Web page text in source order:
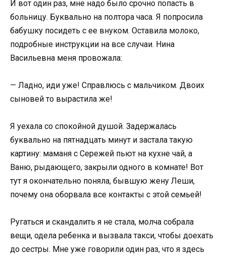
И вот один раз, мне надо было срочно попасть в
больницу. Буквально на полтора часа. Я попросила
бабушку посидеть с ее внуком. Оставила молоко,
подробные инструкции на все случаи. Нина
Васильевна меня провожала:
— Ладно, иди уже! Справлюсь с мальчиком. Двоих
сыновей то вырастила же!
Я уехала со спокойной душой. Задержалась
буквально на пятнадцать минут и застала такую
картину: маманя с Сережей пьют на кухне чай, а
Ваню, рыдающего, закрыли одного в комнате! Вот
тут я окончательно поняла, бывшую жену Леши,
почему она оборвала все контакты с этой семьей!
Ругаться и скандалить я не стала, молча собрала
вещи, одела ребенка и вызвала такси, чтобы доехать
до сестры. Мне уже говорили один раз, что я здесь